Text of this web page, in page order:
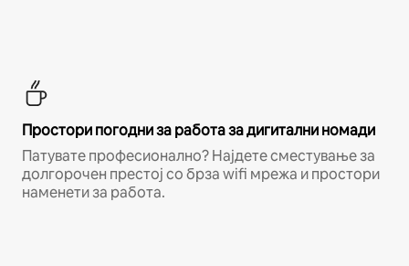
Простори погодни за работа за дигитални номади
Патувате професионално? Најдете сместување за
долгорочен престој со брза wifi мрежа и простори
наменети за работа.